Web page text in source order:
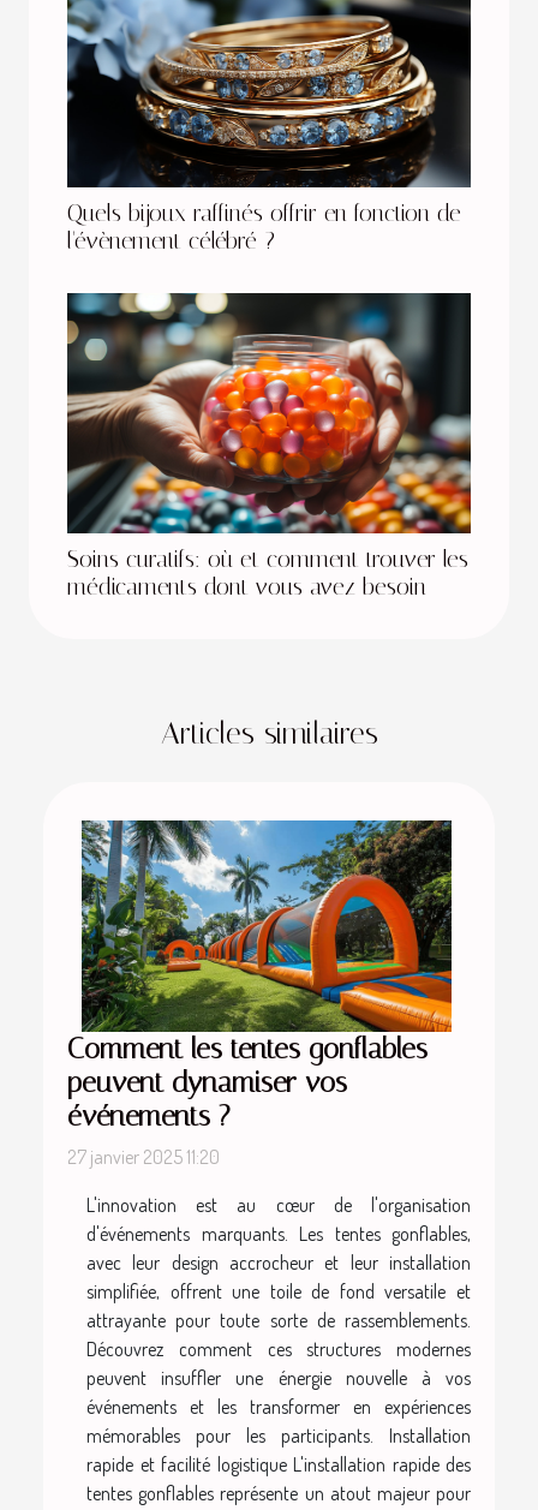
Quels bijoux raffinés offrir en fonction de
l'évènement célébré ?
Soins curatifs: où et comment trouver les
médicaments dont vous avez besoin
Articles similaires
Comment les tentes gonflables
peuvent dynamiser vos
événements ?
27 janvier 2025 11:20
L'innovation est au cœur de l'organisation
d'événements marquants. Les tentes gonflables,
avec leur design accrocheur et leur installation
simplifiée, offrent une toile de fond versatile et
attrayante pour toute sorte de rassemblements.
Découvrez comment ces structures modernes
peuvent insuffler une énergie nouvelle à vos
événements et les transformer en expériences
mémorables pour les participants. Installation
rapide et facilité logistique L'installation rapide des
tentes gonflables représente un atout majeur pour